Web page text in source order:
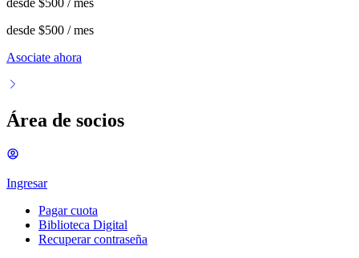
desde $500 / mes
Asociate ahora
Área de socios
Ingresar
Pagar cuota
Biblioteca Digital
Recuperar contraseña